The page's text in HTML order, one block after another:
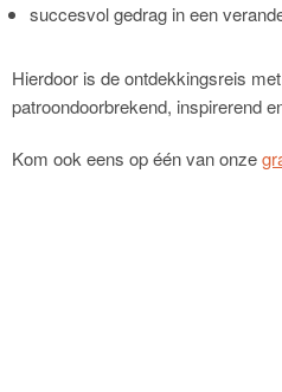
succesvol gedrag in een
Hierdoor is de ontdekkingsreis
patroondoorbrekend, inspirerend
Kom ook eens op één van onze